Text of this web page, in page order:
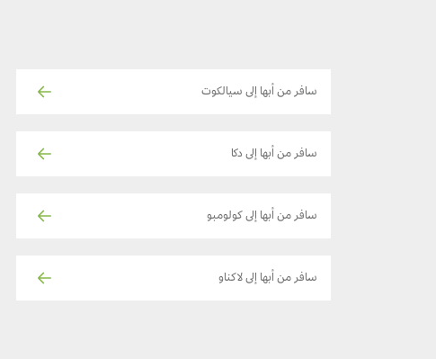
سافر من أبها إلى سيالكوت
سافر من أبها إلى دكا
سافر من أبها إلى كولومبو
سافر من أبها إلى لاكناو